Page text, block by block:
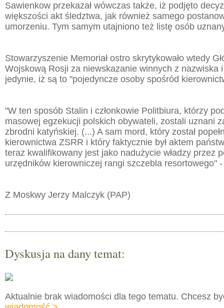
Sawienkow przekazał wówczas także, iż podjęto
większości akt śledztwa, jak również samego
umorzeniu. Tym samym utajniono też listę osób
Stowarzyszenie Memoriał ostro skrytykowało wtedy
Wojskową Rosji za niewskazanie winnych z nazwiska
jedynie, iż są to "pojedyncze osoby spośród
"W ten sposób Stalin i członkowie Politbiura, którzy
masowej egzekucji polskich obywateli, zostali uznani
zbrodni katyńskiej. (...) A sam mord, który został
kierownictwa ZSRR i który faktycznie był aktem
teraz kwalifikowany jest jako nadużycie władzy przez
urzędników kierowniczej rangi szczebla resortowego" -
Z Moskwy Jerzy Malczyk (PAP)
Dyskusja na dany temat:
Aktualnie brak wiadomości dla tego tematu. Chcesz